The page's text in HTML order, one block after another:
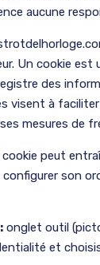
aucune
Un cookie
des
visent à
mesures de
peut
son
onglet outil
et